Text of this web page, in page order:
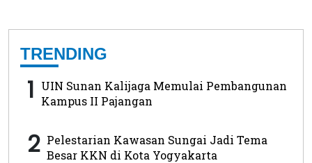
TRENDING
1 UIN Sunan Kalijaga Memulai Pembangunan
Kampus II Pajangan
2 Pelestarian Kawasan Sungai Jadi Tema
Besar KKN di Kota Yogyakarta